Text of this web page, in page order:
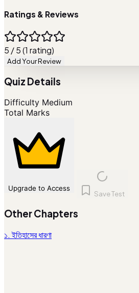
Ratings & Reviews
5 / 5 (1 rating)
Add Your Review
Quiz Details
Difficulty Medium
Total Marks
Upgrade to Access
Save Test
Other Chapters
১. ইতিহাসের ধারণা